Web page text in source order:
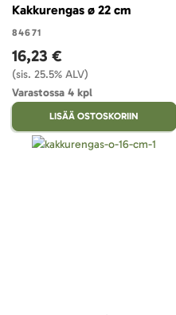
Kakkurengas ø 22 cm
84671
16,23 €
(sis. 25.5% ALV)
Varastossa 4 kpl
LISÄÄ OSTOSKORIIN